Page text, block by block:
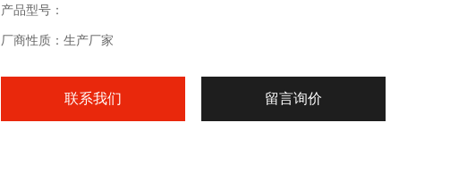
产品型号：
厂商性质：生产厂家
联系我们 留言询价